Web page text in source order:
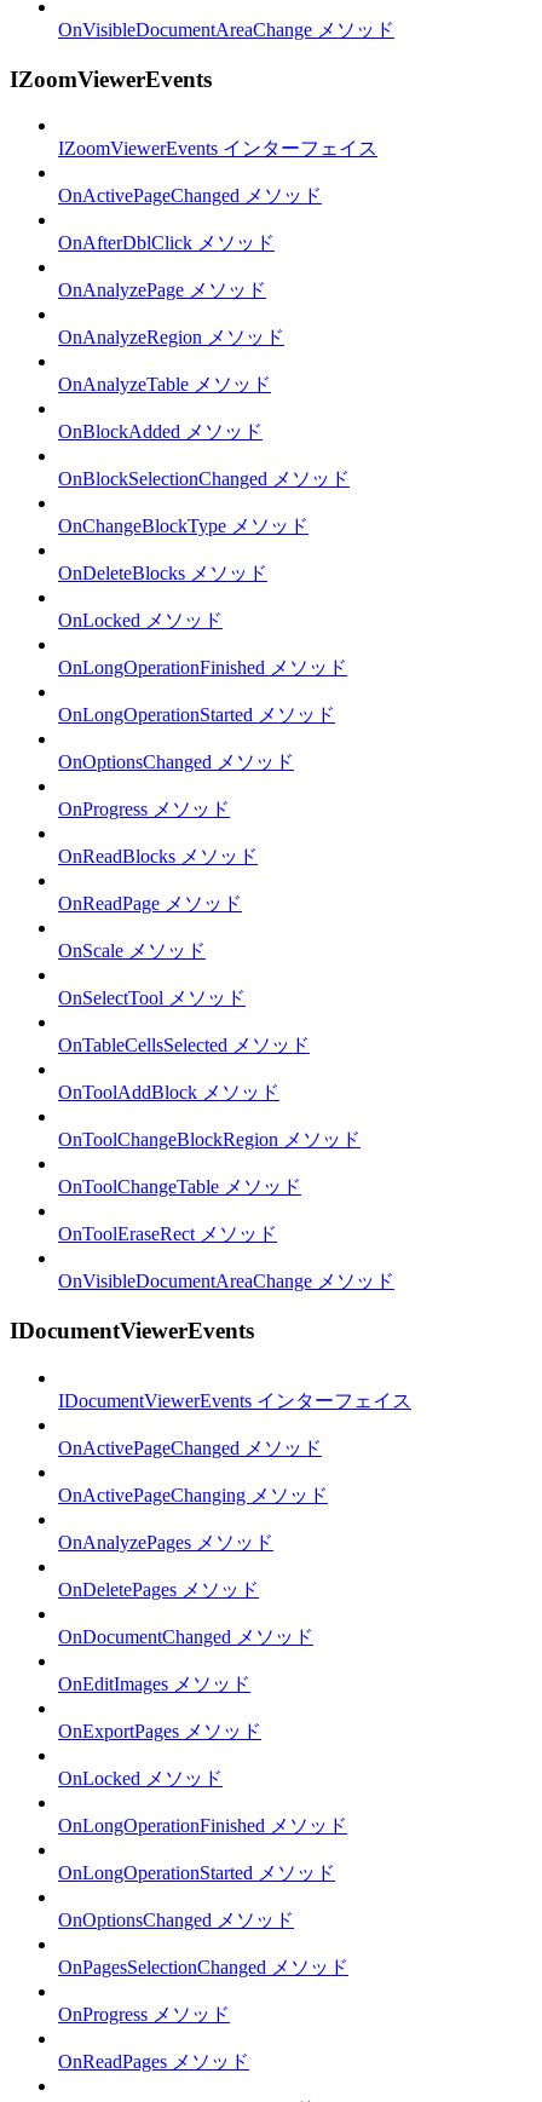
OnVisibleDocumentAreaChange メソッド
IZoomViewerEvents
IZoomViewerEvents インターフェイス
OnActivePageChanged メソッド
OnAfterDblClick メソッド
OnAnalyzePage メソッド
OnAnalyzeRegion メソッド
OnAnalyzeTable メソッド
OnBlockAdded メソッド
OnBlockSelectionChanged メソッド
OnChangeBlockType メソッド
OnDeleteBlocks メソッド
OnLocked メソッド
OnLongOperationFinished メソッド
OnLongOperationStarted メソッド
OnOptionsChanged メソッド
OnProgress メソッド
OnReadBlocks メソッド
OnReadPage メソッド
OnScale メソッド
OnSelectTool メソッド
OnTableCellsSelected メソッド
OnToolAddBlock メソッド
OnToolChangeBlockRegion メソッド
OnToolChangeTable メソッド
OnToolEraseRect メソッド
OnVisibleDocumentAreaChange メソッド
IDocumentViewerEvents
IDocumentViewerEvents インターフェイス
OnActivePageChanged メソッド
OnActivePageChanging メソッド
OnAnalyzePages メソッド
OnDeletePages メソッド
OnDocumentChanged メソッド
OnEditImages メソッド
OnExportPages メソッド
OnLocked メソッド
OnLongOperationFinished メソッド
OnLongOperationStarted メソッド
OnOptionsChanged メソッド
OnPagesSelectionChanged メソッド
OnProgress メソッド
OnReadPages メソッド